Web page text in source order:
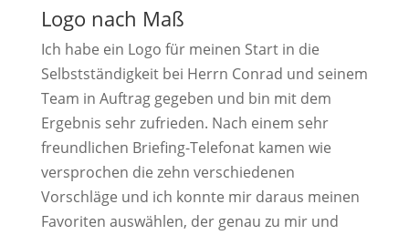
Logo nach Maß
Ich habe ein Logo für meinen Start in die
Selbstständigkeit bei Herrn Conrad und seinem
Team in Auftrag gegeben und bin mit dem
Ergebnis sehr zufrieden. Nach einem sehr
freundlichen Briefing-Telefonat kamen wie
versprochen die zehn verschiedenen
Vorschläge und ich konnte mir daraus meinen
Favoriten auswählen, der genau zu mir und